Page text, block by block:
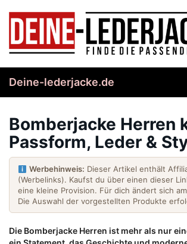
content
Deine-lederjacke.de
Bomberjacke Herren
Passform, Leder &
Werbehinweis: Dieser Artikel enthält
(Werbelinks). Kaufst du über einen dieser
eine kleine Provision. Für dich ändert sich
Die Auswahl der vorgestellten Produkte
Die Bomberjacke Herren ist mehr als nur